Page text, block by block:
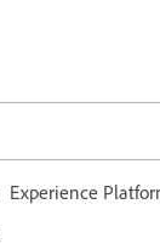
Experience